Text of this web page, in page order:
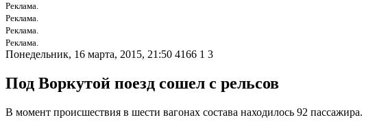
Реклама.
Реклама.
Реклама.
Реклама.
Понедельник, 16 марта, 2015, 21:50 4166 1 3
Под Воркутой поезд сошел с рельсов
В момент происшествия в шести вагонах состава находилось 92 пассажира.